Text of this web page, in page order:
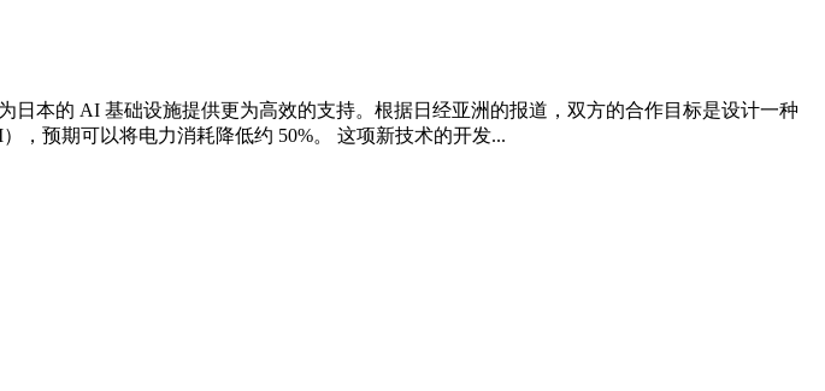
本的 AI 基础设施提供更为高效的支持。根据日经亚洲的报道，双方的合作目标是设计一种
，预期可以将电力消耗降低约 50%。 这项新技术的开发...